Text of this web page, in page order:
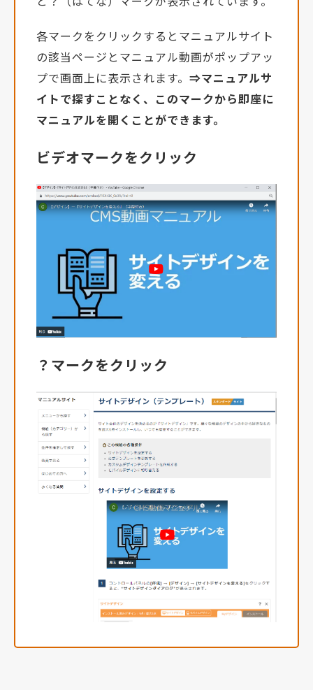
各マークをクリックするとマニュアルサイト
の該当ページとマニュアル動画がポップアッ
プで画面上に表示されます。 ⇒マニュアルサ
イトで探すことなく、このマークから即座に
マニュアルを開くことができます。
ビデオマークをクリック
？マークをクリック